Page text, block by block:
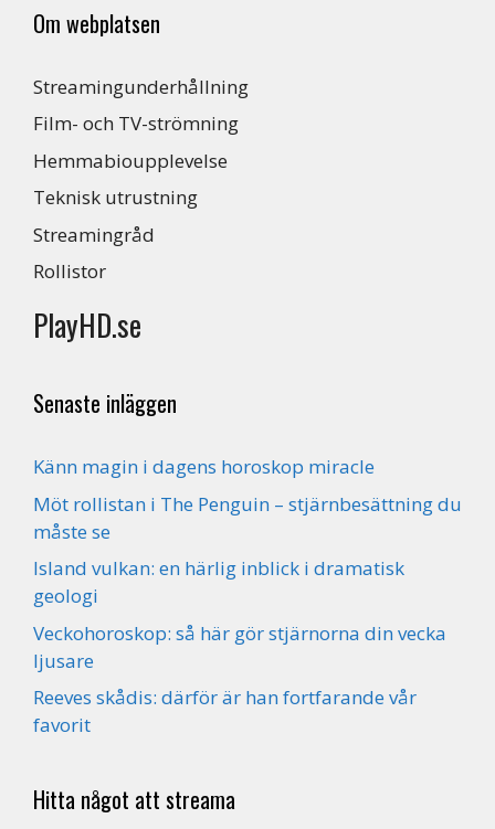
Om webplatsen
Streamingunderhållning
Film- och TV-strömning
Hemmabioupplevelse
Teknisk utrustning
Streamingråd
Rollistor
PlayHD.se
Senaste inläggen
Känn magin i dagens horoskop miracle
Möt rollistan i The Penguin – stjärnbesättning du
måste se
Island vulkan: en härlig inblick i dramatisk
geologi
Veckohoroskop: så här gör stjärnorna din vecka
ljusare
Reeves skådis: därför är han fortfarande vår
favorit
Hitta något att streama